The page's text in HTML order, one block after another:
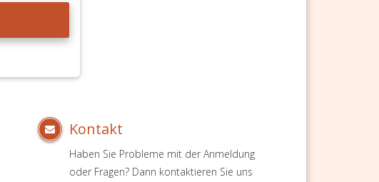
Kontakt
Haben Sie Probleme mit der Anmeldung
oder Fragen? Dann kontaktieren Sie uns